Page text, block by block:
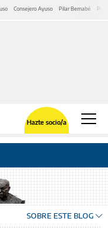
Consejero Ayuso Pilar Bernabé
Hazte socio/a
SOBRE ESTE BLOG